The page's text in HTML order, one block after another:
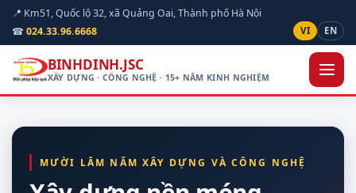
📍 Km51, Quốc lộ 32, xã Quảng Oai, Thành phố Hà Nội
☎ 024.33.96.6668 VI EN
BINHDINH.JSC
XÂY DỰNG · CÔNG NGHỆ · 15+ NĂM KINH NGHIỆM
MƯỜI LĂM NĂM XÂY DỰNG VÀ CÔNG NGHỆ